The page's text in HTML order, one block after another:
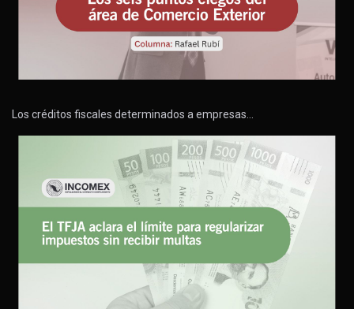
Los créditos fiscales determinados a empresas…